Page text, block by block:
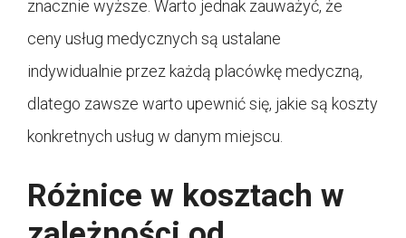
znacznie wyższe. Warto jednak zauważyć, że
ceny usług medycznych są ustalane
indywidualnie przez każdą placówkę medyczną,
dlatego zawsze warto upewnić się, jakie są koszty
konkretnych usług w danym miejscu.
Różnice w kosztach w